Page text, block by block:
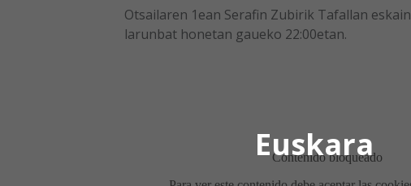
Euskara
Otsailaren 1ean Serafin Zubirik Tafallan
larunbat honetan gaueko 22:00etan.